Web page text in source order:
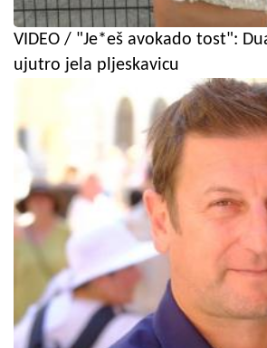
VIDEO / "Je*eš avokado tost":
ujutro jela pljeskavicu